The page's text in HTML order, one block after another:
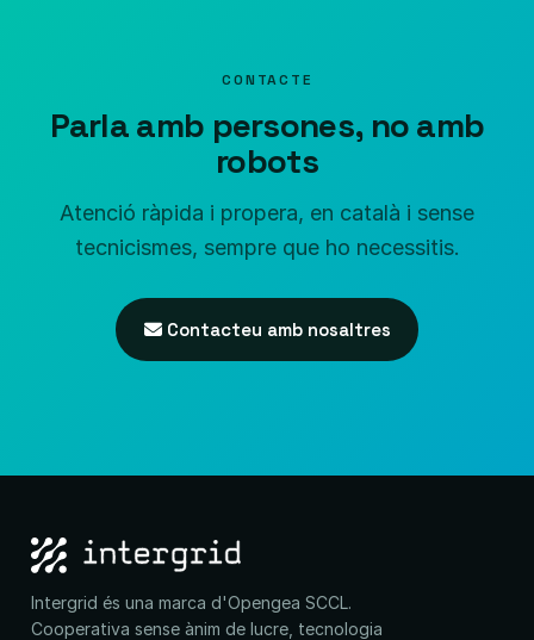
CONTACTE
Parla amb persones, no amb
robots
Atenció ràpida i propera, en català i sense
tecnicismes, sempre que ho necessitis.
Contacteu amb nosaltres
Intergrid és una marca d'Opengea SCCL.
Cooperativa sense ànim de lucre, tecnologia